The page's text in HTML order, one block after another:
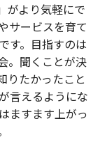
がより気軽にで
サービスを育て
す。目指すのは
。聞くことが決
りたかったこと
言えるようにな
ますます上がっ